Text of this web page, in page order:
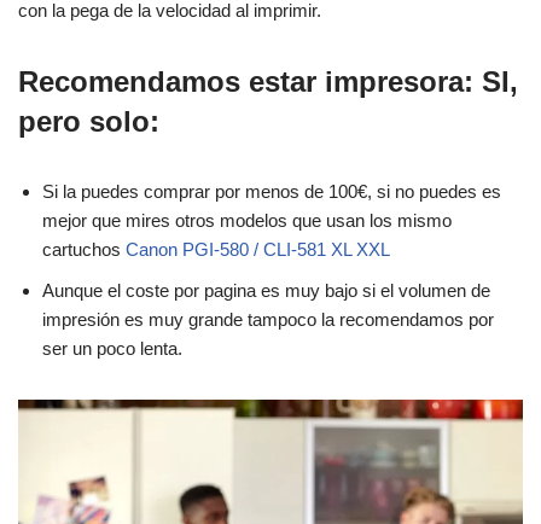
con la pega de la velocidad al imprimir.
Recomendamos estar impresora: SI,
pero solo:
Si la puedes comprar por menos de 100€, si no puedes es
mejor que mires otros modelos que usan los mismo
cartuchos Canon PGI-580 / CLI-581 XL XXL
Aunque el coste por pagina es muy bajo si el volumen de
impresión es muy grande tampoco la recomendamos por
ser un poco lenta.